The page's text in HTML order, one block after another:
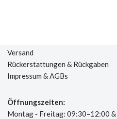
Versand
Rückerstattungen & Rückgaben
Impressum & AGBs
Öffnungszeiten:
Montag - Freitag: 09:30–12:00